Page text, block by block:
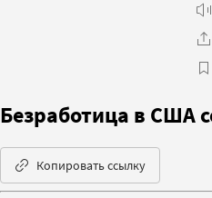
Безработица в США
Копировать ссылку